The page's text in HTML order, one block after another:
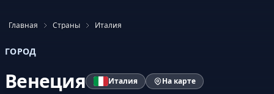
Главная Страны Италия
ГОРОД
Венеция Италия На карте